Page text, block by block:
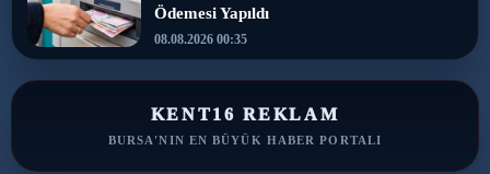
Ödemesi Yapıldı
08.08.2026 00:35
KENT16 REKLAM
BURSA'NIN EN BÜYÜK HABER PORTALI